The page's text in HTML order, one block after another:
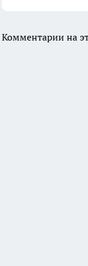
Комментарии на